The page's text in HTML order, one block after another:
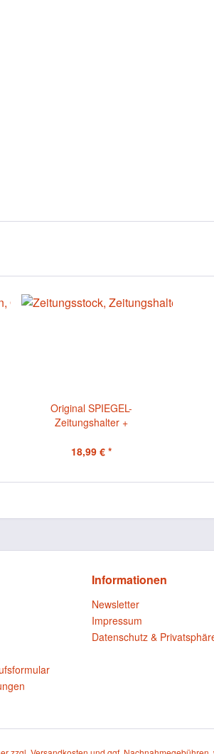
Original SPIEGEL-
Zeitungshalter +
18,99 € *
Informationen
Newsletter
Impressum
Datenschutz &